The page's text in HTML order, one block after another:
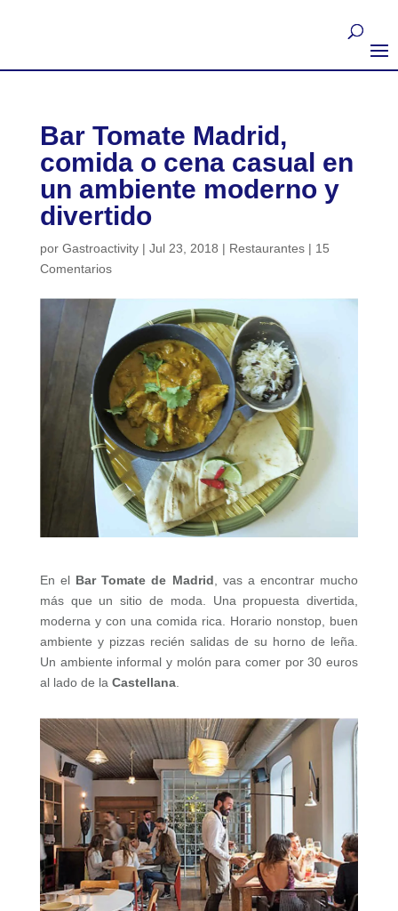
Bar Tomate Madrid,
comida o cena casual en
un ambiente moderno y
divertido
por Gastroactivity| Jul 23, 2018 | Restaurantes| 15
Comentarios
En el Bar Tomate de Madrid , vas a encontrar mucho
más que un sitio de moda. Una propuesta divertida,
moderna y con una comida rica. Horario nonstop, buen
ambiente y pizzas recién salidas de su horno de leña.
Un ambiente informal y molón para comer por 30 euros
al lado de la Castellana.